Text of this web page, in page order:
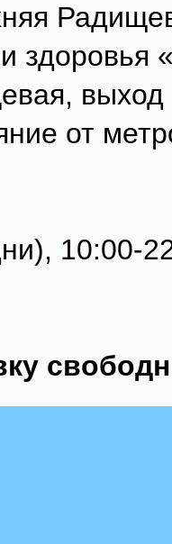
здоровья
выход
от
10:00-